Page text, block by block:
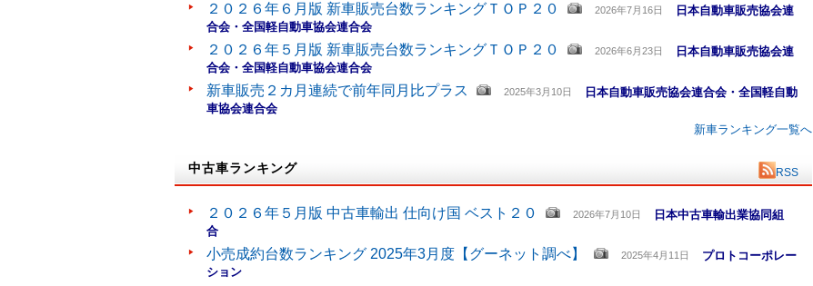
２０２６年６月版 新車販売台数ランキングＴＯＰ２０ 2026年7月16日 日本自動車販売協会連
合会・全国軽自動車協会連合会
２０２６年５月版 新車販売台数ランキングＴＯＰ２０
2026年6月23日 日本自動車販売協会連
合会・全国軽自動車協会連合会
新車販売２カ月連続で前年同月比プラス
2025年3月10日 日本自動車販売協会連合会・全国軽自動
車協会連合会
新車ランキング一覧へ
中古車ランキング RSS
２０２６年５月版 中古車輸出 仕向け国 ベスト２０ 2026年7月10日 日本中古車輸出業協同組
合
小売成約台数ランキング 2025年3月度【グーネット調べ】
2025年4月11日 プロトコーポレー
ション